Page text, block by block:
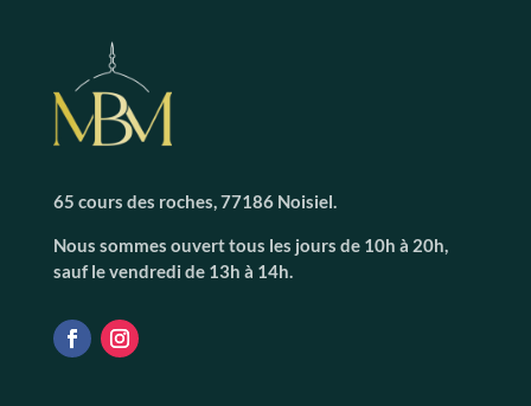
65 cours des roches, 77186 Noisiel.
Nous sommes ouvert tous les jours de 10h à 20h,
sauf le vendredi de 13h à 14h.